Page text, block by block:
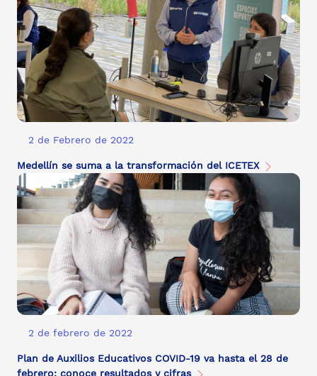
2 de Febrero de 2022
Medellín se suma a la transformación del ICETEX
2 de febrero de 2022
Plan de Auxilios Educativos COVID-19 va hasta el 28 de
febrero: conoce resultados y cifras